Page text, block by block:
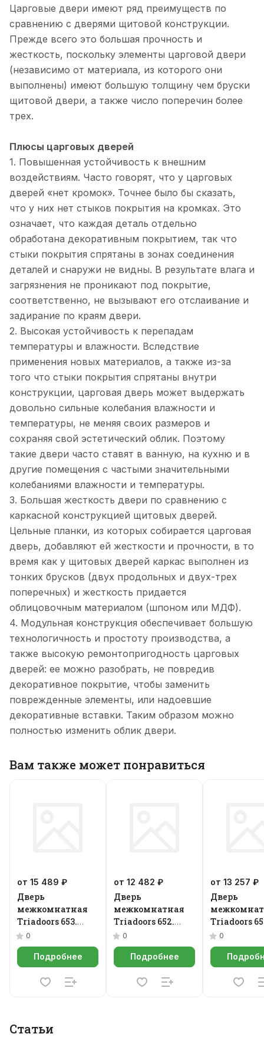
Царговые двери имеют ряд преимуществ по
сравнению с дверями щитовой конструкции.
Прежде всего это большая прочность и
жесткость, поскольку элементы царговой двери
(независимо от материала, из которого они
выполнены) имеют большую толщину чем бруски
щитовой двери, а также число поперечин более
трех.
Плюсы царговых дверей
1. Повышенная устойчивость к внешним
воздействиям. Часто говорят, что у царговых
дверей «нет кромок». Точнее было бы сказать,
что у них нет стыков покрытия на кромках. Это
означает, что каждая деталь отдельно
обработана декоративным покрытием, так что
стыки покрытия спрятаны в зонах соединения
деталей и снаружи не видны. В результате влага и
загрязнения не проникают под покрытие,
соответственно, не вызывают его отслаивание и
задирание по краям двери.
2. Высокая устойчивость к перепадам
температуры и влажности. Вследствие
применения новых материалов, а также из-за
того что стыки покрытия спрятаны внутри
конструкции, царговая дверь может выдержать
довольно сильные колебания влажности и
температуры, не меняя своих размеров и
сохраняя свой эстетический облик. Поэтому
такие двери часто ставят в ванную, на кухню и в
другие помещения с частыми значительными
колебаниями влажности и температуры.
3. Большая жесткость двери по сравнению с
каркасной конструкцией щитовых дверей.
Цельные планки, из которых собирается царговая
дверь, добавляют ей жесткости и прочности, в то
время как у щитовых дверей каркас выполнен из
тонких брусков (двух продольных и двух-трех
поперечных) и жесткость придается
облицовочным материалом (шпоном или МДФ).
4. Модульная конструкция обеспечивает большую
технологичность и простоту производства, а
также высокую ремонтопригодность царговых
дверей: ее можно разобрать, не повредив
декоративное покрытие, чтобы заменить
поврежденные элементы, или надоевшие
декоративные вставки. Таким образом можно
полностью изменить облик двери.
Вам также может понравиться
от 15 489 ₽
Дверь
межкомнатная
Triadoors 653.
Future
0
Подробнее
от 12 482 ₽
Дверь
межкомнатная
Triadoors 652.
Future
0
Подробнее
от 13 257 ₽
Дверь
Triadoors
Future
0
Статьи